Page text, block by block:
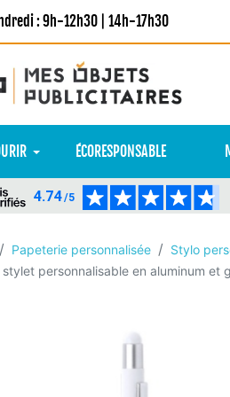
: 9h-12h30 | 14h-17h30
ÉCORESPONSABLE
4.74/5
Papeterie personnalisée
Stylo
stylet personnalisable en aluminum